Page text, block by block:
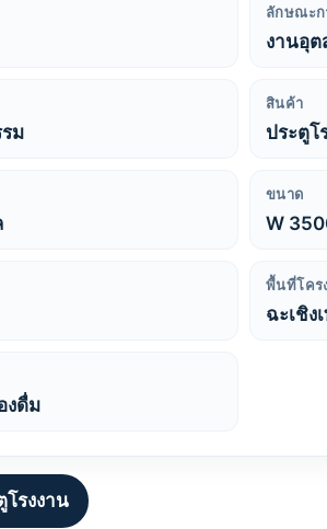
ลักษณะก
งานอุต
ม
สินค้า
ประตูโ
ขนาด
W
พื้นที่โคร
ฉะเชิง
งดื่ม
โรงงาน